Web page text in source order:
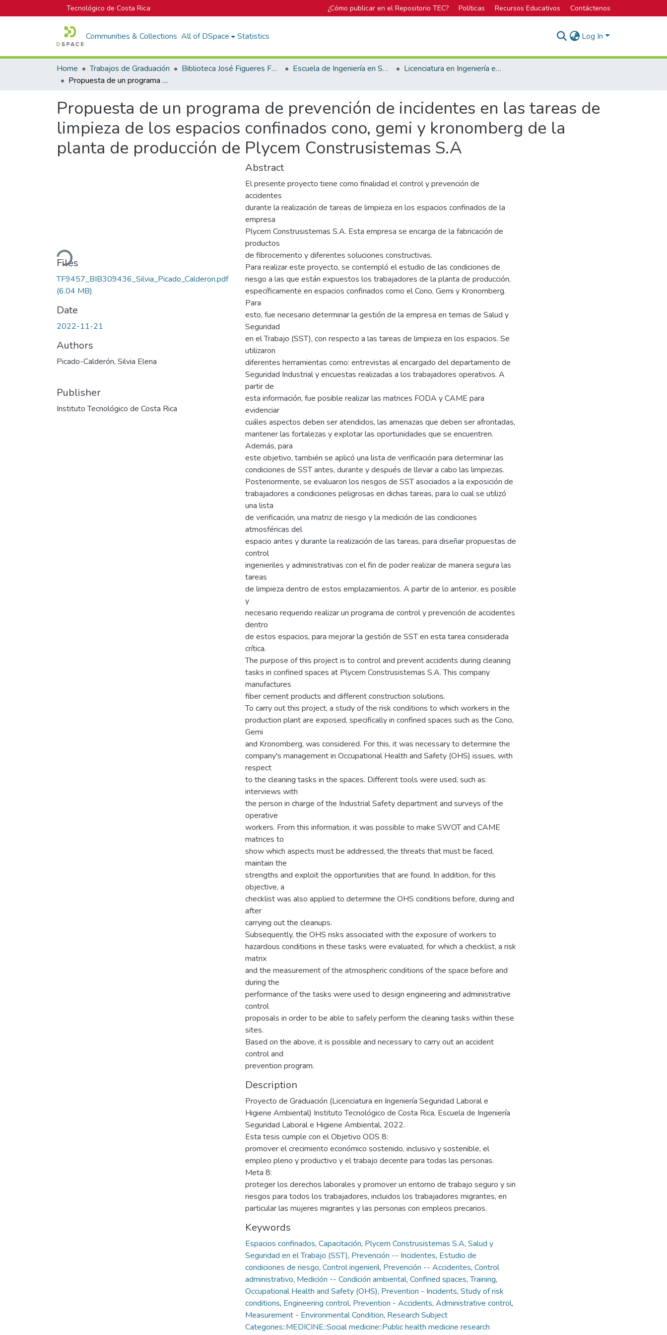
Tecnológico de Costa Rica ¿Cómo publicar en el Repositorio TEC? Políticas Recursos Educativos Contáctenos
Communities & Collections All of DSpace Statistics Log In
Home Trabajos de Graduación Biblioteca José Figueres Ferrer Escuela de Ingeniería en Seguridad Laboral e Higiene Ambiental
Licenciatura en Ingeniería en Seguridad Laboral e Higiene Ambiental
Propuesta de un programa de prevención de incidentes en las tareas de limpieza de los espacios confinados cono, gemi y kronomberg de la planta de producción de Plycem Construsistemas S.A
Propuesta de un programa de prevención de incidentes en las tareas de
limpieza de los espacios confinados cono, gemi y kronomberg de la
planta de producción de Plycem Construsistemas S.A
Loading...
Files
TF9457_BIB309436_Silvia_Picado_Calderon.pdf
(6.04 MB)
Date
2022-11-21
Authors
Picado-Calderón, Silvia Elena
Publisher
Instituto Tecnológico de Costa Rica
Abstract
El presente proyecto tiene como finalidad el control y prevención de
accidentes
durante la realización de tareas de limpieza en los espacios confinados de la
empresa
Plycem Construsistemas S.A. Esta empresa se encarga de la fabricación de
productos
de fibrocemento y diferentes soluciones constructivas.
Para realizar este proyecto, se contempló el estudio de las condiciones de
riesgo a las que están expuestos los trabajadores de la planta de producción,
específicamente en espacios confinados como el Cono, Gemi y Kronomberg.
Para
esto, fue necesario determinar la gestión de la empresa en temas de Salud y
Seguridad
en el Trabajo (SST), con respecto a las tareas de limpieza en los espacios. Se
utilizaron
diferentes herramientas como: entrevistas al encargado del departamento de
Seguridad Industrial y encuestas realizadas a los trabajadores operativos. A
partir de
esta información, fue posible realizar las matrices FODA y CAME para
evidenciar
cuáles aspectos deben ser atendidos, las amenazas que deben ser afrontadas,
mantener las fortalezas y explotar las oportunidades que se encuentren.
Además, para
este objetivo, también se aplicó una lista de verificación para determinar las
condiciones de SST antes, durante y después de llevar a cabo las limpiezas.
Posteriormente, se evaluaron los riesgos de SST asociados a la exposición de
trabajadores a condiciones peligrosas en dichas tareas, para lo cual se utilizó
una lista
de verificación, una matriz de riesgo y la medición de las condiciones
atmosféricas del
espacio antes y durante la realización de las tareas, para diseñar propuestas de
control
ingenieriles y administrativas con el fin de poder realizar de manera segura las
tareas
de limpieza dentro de estos emplazamientos. A partir de lo anterior, es posible
y
necesario requerido realizar un programa de control y prevención de accidentes
dentro
de estos espacios, para mejorar la gestión de SST en esta tarea considerada
crítica.
The purpose of this project is to control and prevent accidents during cleaning
tasks in confined spaces at Plycem Construsistemas S.A. This company
manufactures
fiber cement products and different construction solutions.
To carry out this project, a study of the risk conditions to which workers in the
production plant are exposed, specifically in confined spaces such as the Cono,
Gemi
and Kronomberg, was considered. For this, it was necessary to determine the
company's management in Occupational Health and Safety (OHS) issues, with
respect
to the cleaning tasks in the spaces. Different tools were used, such as:
interviews with
the person in charge of the Industrial Safety department and surveys of the
operative
workers. From this information, it was possible to make SWOT and CAME
matrices to
show which aspects must be addressed, the threats that must be faced,
maintain the
strengths and exploit the opportunities that are found. In addition, for this
objective, a
checklist was also applied to determine the OHS conditions before, during and
after
carrying out the cleanups.
Subsequently, the OHS risks associated with the exposure of workers to
hazardous conditions in these tasks were evaluated, for which a checklist, a risk
matrix
and the measurement of the atmospheric conditions of the space before and
during the
performance of the tasks were used to design engineering and administrative
control
proposals in order to be able to safely perform the cleaning tasks within these
sites.
Based on the above, it is possible and necessary to carry out an accident
control and
prevention program.
Description
Proyecto de Graduación (Licenciatura en Ingeniería Seguridad Laboral e
Higiene Ambiental) Instituto Tecnológico de Costa Rica, Escuela de Ingeniería
Seguridad Laboral e Higiene Ambiental, 2022.
Esta tesis cumple con el Objetivo ODS 8:
promover el crecimiento económico sostenido, inclusivo y sostenible, el
empleo pleno y productivo y el trabajo decente para todas las personas.
Meta 8:
proteger los derechos laborales y promover un entorno de trabajo seguro y sin
riesgos para todos los trabajadores, incluidos los trabajadores migrantes, en
particular las mujeres migrantes y las personas con empleos precarios.
Keywords
Espacios confinados, Capacitación, Plycem Construsistemas S.A, Salud y
Seguridad en el Trabajo (SST), Prevención -- Incidentes, Estudio de
condiciones de riesgo, Control ingenieril, Prevención -- Accidentes, Control
administrativo, Medición -- Condición ambiental, Confined spaces,Training,
Occupational Health and Safety (OHS), Prevention - Incidents, Study of risk
conditions, Engineering control, Prevention - Accidents, Administrative control,
Measurement - Environmental Condition, Research Subject
Categories::MEDICINE::Social medicine::Public health medicine research